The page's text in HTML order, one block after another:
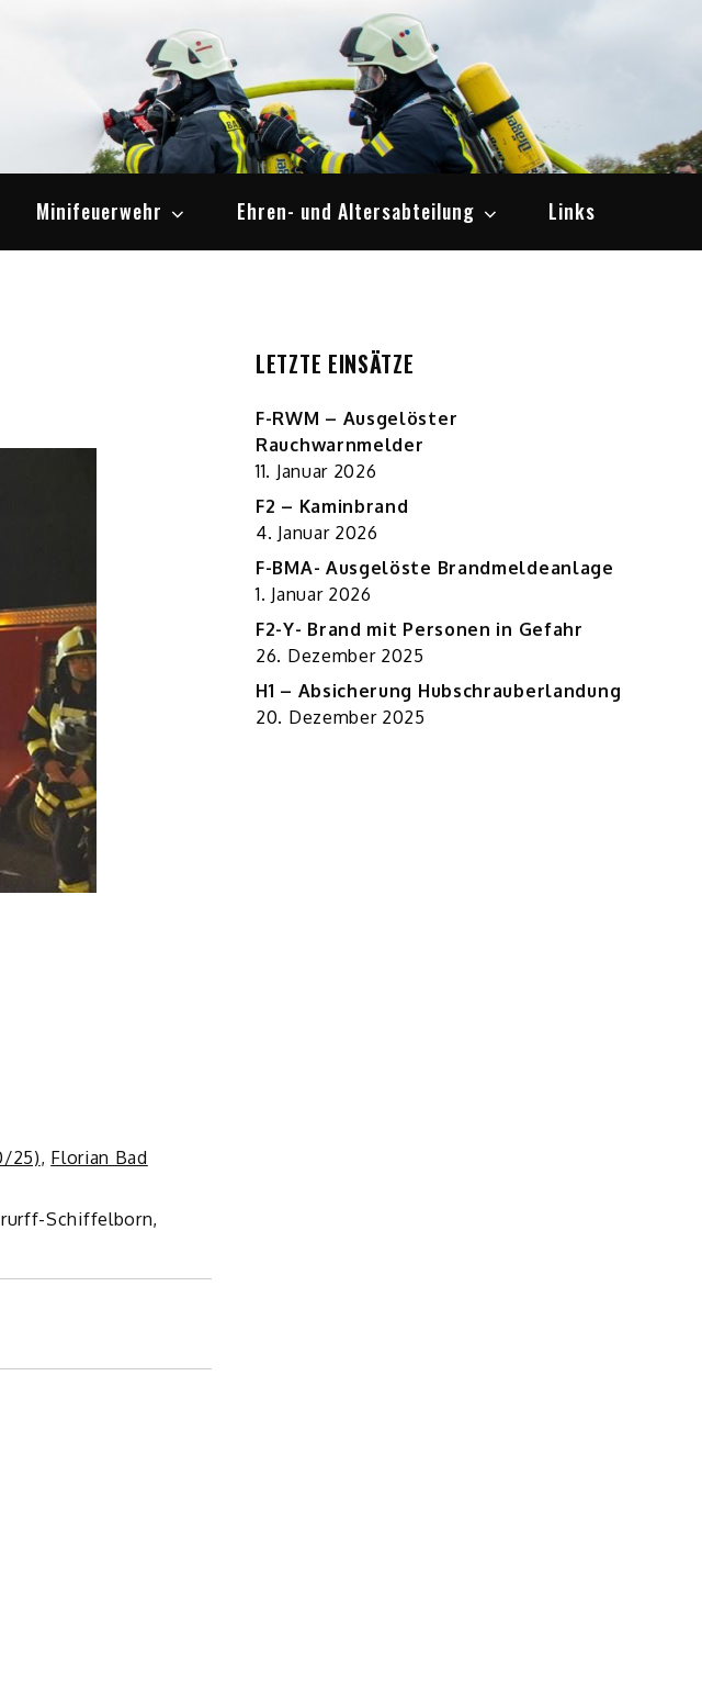
Minifeuerwehr Ehren- und Altersabteilung Links
25), Florian Bad
Schiffelborn,
LETZTE EINSÄTZE
F-RWM – Ausgelöster
Rauchwarnmelder
11. Januar 2026
F2 – Kaminbrand
4. Januar 2026
F-BMA- Ausgelöste Brandmeldeanlage
1. Januar 2026
F2-Y- Brand mit Personen in Gefahr
26. Dezember 2025
H1 – Absicherung Hubschrauberlandung
20. Dezember 2025